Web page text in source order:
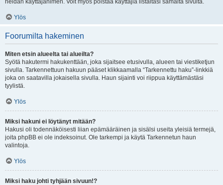
heidän käyttäjänimen. Voit myös poistaa käyttäjiä listaltasi samalta sivulta.
Ylös
Foorumilta hakeminen
Miten etsin alueelta tai alueilta?
Syötä hakutermi hakukenttään, joka sijaitsee etusivulla, alueen tai viestiketjun
sivulla. Tarkennettuun hakuun pääset klikkaamalla “Tarkennettu haku”-linkkiä
joka on saatavilla jokaisella sivulla. Haun sijainti voi riippua käyttämästäsi
tyylistä.
Ylös
Miksi hakuni ei löytänyt mitään?
Hakusi oli todennäköisesti liian epämääräinen ja sisälsi useita yleisiä termejä,
joita phpBB ei ole indeksoinut. Ole tarkempi ja käytä Tarkennetun haun
valintoja.
Ylös
Miksi haku johti tyhjään sivuun!?